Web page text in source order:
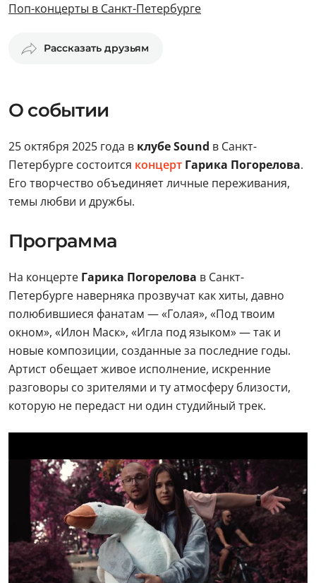
Поп-концерты в Санкт-Петербурге
Рассказать друзьям
О событии
25 октября 2025 года в клубе Sound в Санкт-
Петербурге состоится концерт Гарика Погорелова.
Его творчество объединяет личные переживания,
темы любви и дружбы.
Программа
На концерте Гарика Погорелова в Санкт-
Петербурге наверняка прозвучат как хиты, давно
полюбившиеся фанатам — «Голая», «Под твоим
окном», «Илон Маск», «Игла под языком» — так и
новые композиции, созданные за последние годы.
Артист обещает живое исполнение, искренние
разговоры со зрителями и ту атмосферу близости,
которую не передаст ни один студийный трек.